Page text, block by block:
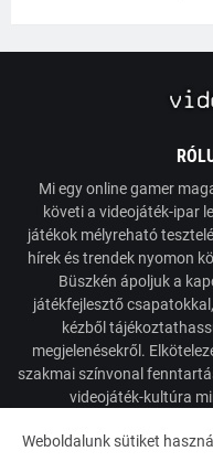
Mi egy online gamer
követi a videojáték-ipar
játékok mélyreható
hírek és trendek nyomon
Büszkén ápoljuk a
játékfejlesztő
kézből
megjelenésekről.
szakmai színvonal
videojáték-kultúra
Weboldalunk sütiket